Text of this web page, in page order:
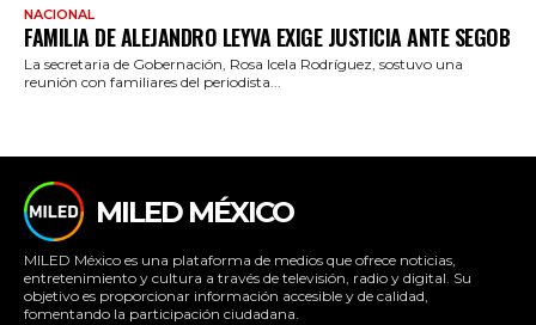
NACIONAL
FAMILIA DE ALEJANDRO LEYVA EXIGE JUSTICIA ANTE SEGOB
La secretaria de Gobernación, Rosa Icela Rodríguez, sostuvo una
reunión con familiares del periodista...
MILED MÉXICO
MILED México es una plataforma de medios que ofrece noticias,
entretenimiento y cultura a través de televisión, radio y digital. Su
objetivo es proporcionar información accesible y de calidad,
fomentando la participación ciudadana.